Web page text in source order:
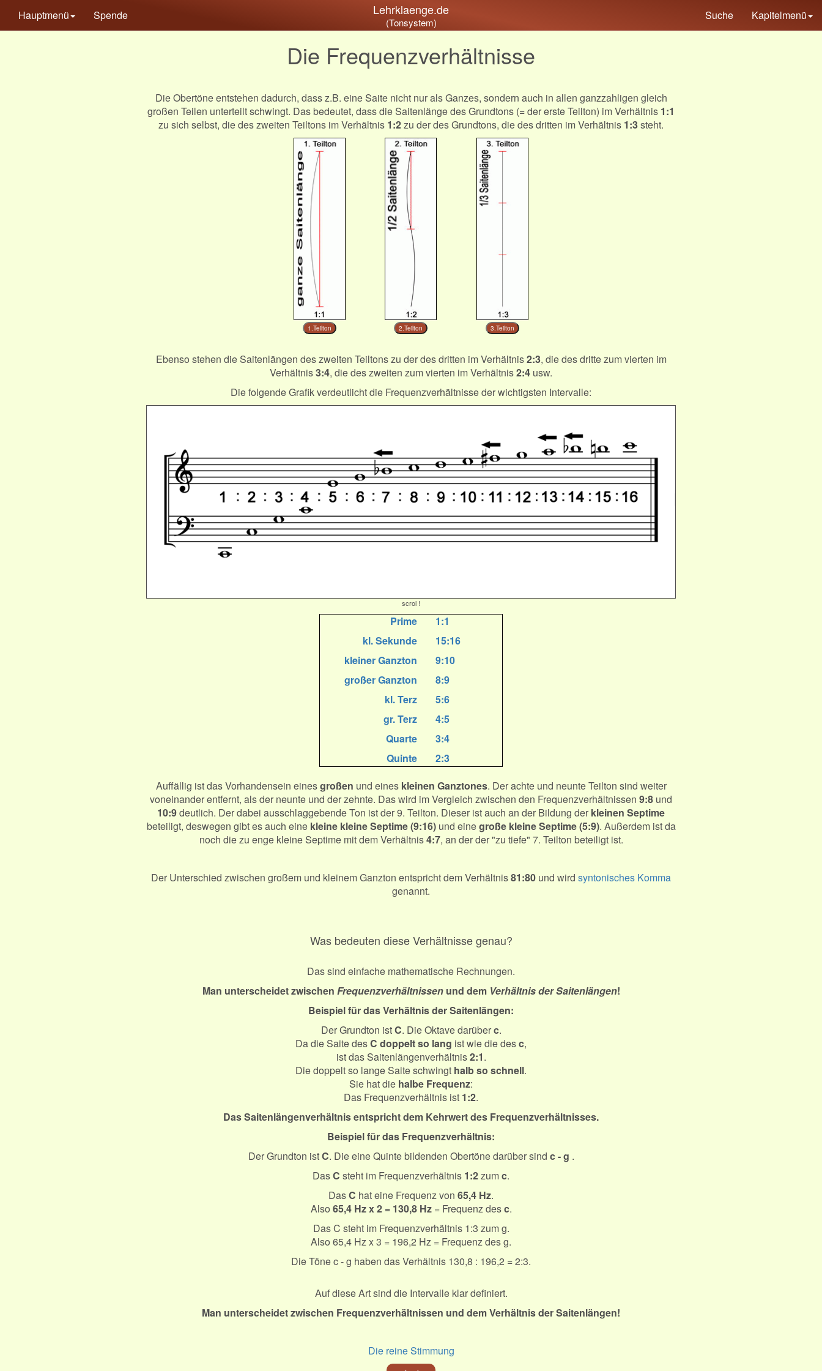
Lehrklaenge.de
(Tonsystem)
Hauptmenü Spende Suche Kapitelmenü
Die Frequenzverhältnisse
Die Obertöne entstehen dadurch, dass z.B. eine Saite nicht nur als Ganzes, sondern auch in allen ganzzahligen gleich
großen Teilen unterteilt schwingt. Das bedeutet, dass die Saitenlänge des Grundtons (= der erste Teilton) im Verhältnis 1:1
zu sich selbst, die des zweiten Teiltons im Verhältnis 1:2zu der des Grundtons, die des dritten im Verhältnis 1:3steht.
1.Teilton 2.Teilton 3.Teilton
Ebenso stehen die Saitenlängen des zweiten Teiltons zu der des dritten im Verhältnis2:3, die des dritte zum vierten im
Verhältnis3:4, die des zweiten zum vierten im Verhältnis2:4 usw.
Die folgende Grafik verdeutlicht die Frequenzverhältnisse der wichtigsten Intervalle:
scrol !
Prime
1:1
kl. Sekunde
15:16
kleiner Ganzton
9:10
großer Ganzton
8:9
kl. Terz
5:6
gr. Terz
4:5
Quarte
3:4
Quinte
2:3
gr. Sexte
3:5
kl. Naturseptime
4:7
kleine kl. Septime
9:16
gr. Septime
8:15
Oktave
Auffällig ist das Vorhandensein einesgroßen und eines kleinen Ganztones. Der achte und neunte Teilton sind weiter
voneinander entfernt, als der neunte und der zehnte. Das wird im Vergleich zwischen den Frequenzverhältnissen 9:8 und
10:9deutlich. Der dabei ausschlaggebende Ton ist der 9. Teilton. Dieser ist auch an der Bildung der kleinen Septime
beteiligt, deswegen gibt es auch eine kleine kleine Septime (9:16)und einegroße kleine Septime (5:9). Außerdem ist da
noch die zu enge kleine Septime mit dem Verhältnis4:7, an der der "zu tiefe" 7. Teilton beteiligt ist.
Der Unterschied zwischen großem und kleinem Ganzton entspricht dem Verhältnis81:80 und wird syntonisches Komma
genannt.
Was bedeuten diese Verhältnisse genau?
Das sind einfache mathematische Rechnungen.
Man unterscheidet zwischen Frequenzverhältnissenund dem Verhältnis der Saitenlängen!
Beispiel für das Verhältnis der Saitenlängen:
Der Grundton istC. Die Oktave darüberc.
Da die Saite desC doppelt so lang ist wie die desc,
ist das Saitenlängenverhältnis2:1.
Die doppelt so lange Saite schwingt halb so schnell.
Sie hat die halbe Frequenz:
Das Frequenzverhältnis ist 1:2.
Das Saitenlängenverhältnis entspricht dem Kehrwert des Frequenzverhältnisses.
Beispiel für das Frequenzverhältnis:
Der Grundton istC. Die eine Quinte bildenden Obertöne darüber sind c - g .
DasC steht im Frequenzverhältnis 1:2zumc.
DasC hat eine Frequenz von 65,4 Hz.
Also 65,4 Hz x 2 = 130,8 Hz= Frequenz desc.
Das C steht im Frequenzverhältnis 1:3 zum g.
Also 65,4 Hz x 3 = 196,2 Hz = Frequenz des g.
Die Töne c - g haben das Verhältnis 130,8 : 196,2 = 2:3.
Auf diese Art sind die Intervalle klar definiert.
Man unterscheidet zwischen Frequenzverhältnissen und dem Verhältnis der Saitenlängen!
Die reine Stimmung